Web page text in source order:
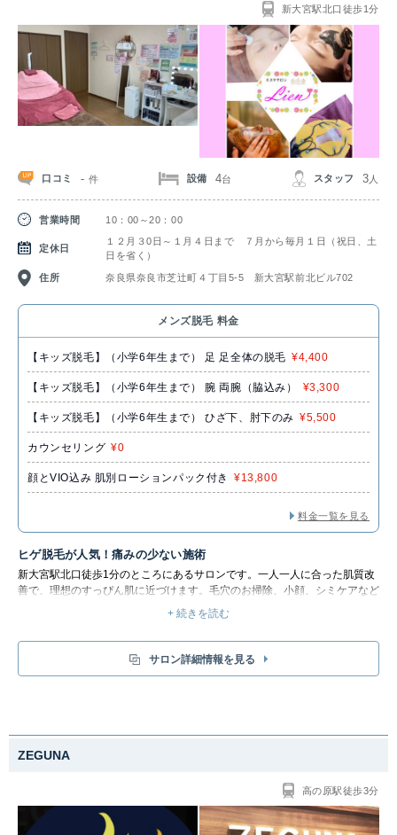
新大宮駅北口徒歩1分
口コミ -件 設備 4台 スタッフ 3 人
営業時間 10：00～20：00
定休日
１２月３0日～１月４日まで ７月から毎月１日（祝日、土
日を省く）
住所 奈良県奈良市芝辻町４丁目5-5 新大宮駅前北ビル702
メンズ脱毛 料金
【キッズ脱毛】（小学6年生まで） 足 足全体の脱毛 ¥4,400
【キッズ脱毛】（小学6年生まで） 腕 両腕（脇込み） ¥3,300
【キッズ脱毛】（小学6年生まで） ひざ下、肘下のみ ¥5,500
カウンセリング ¥0
顔とVIO込み 肌別ローションパック付き ¥13,800
料金一覧を見る
ヒゲ脱毛が人気！痛みの少ない施術
新大宮駅北口徒歩1分のところにあるサロンです。一人一人に合った肌質改
善で、理想のすっぴん肌に近づけます。毛穴のお掃除、小顔、シミケアなど
のお悩みに豊富なメニューでアプローチ可能！メンズ脱毛デビューの方にも
脱毛メニューは1回ごとの都度払いに対応しており、お財布に優しくリーズ
ナブルで安心です。無理な勧誘なしで、痛みが少なく脱毛デビューにもおす
+ 続きを読む
サロン詳細情報を見る
ZEGUNA
高の原駅徒歩3分